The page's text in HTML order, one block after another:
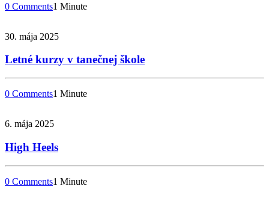
0 Comments1 Minute
30. mája 2025
Letné kurzy v tanečnej škole
0 Comments1 Minute
6. mája 2025
High Heels
0 Comments1 Minute